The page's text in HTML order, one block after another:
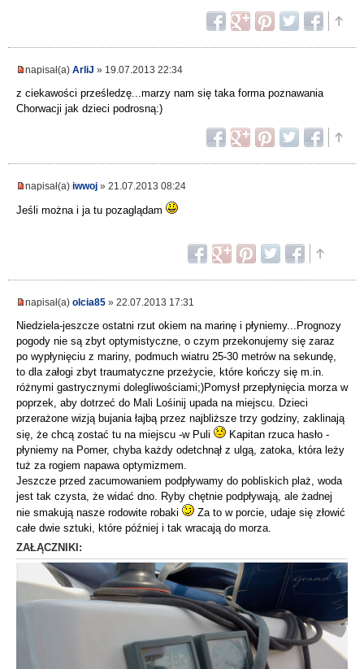
napisał(a) ArliJ » 19.07.2013 22:34
z ciekawości prześledzę...marzy nam się taka forma poznawania
Chorwacji jak dzieci podrosną:)
napisał(a) iwwoj » 21.07.2013 08:24
Jeśli można i ja tu pozaglądam
napisał(a) olcia85 » 22.07.2013 17:31
Niedziela-jeszcze ostatni rzut okiem na marinę i płyniemy...Prognozy
pogody nie są zbyt optymistyczne, o czym przekonujemy się zaraz
po wypłynięciu z mariny, podmuch wiatru 25-30 metrów na sekundę,
to dla załogi zbyt traumatyczne przeżycie, które kończy się m.in.
różnymi gastrycznymi dolegliwościami;)Pomysł przepłynięcia morza w
poprzek, aby dotrzeć do Mali Lośinij upada na miejscu. Dzieci
przerażone wizją bujania łajbą przez najbliższe trzy godziny, zaklinają
się, że chcą zostać tu na miejscu -w Puli
Kapitan rzuca hasło -
płyniemy na Pomer, chyba każdy odetchnął z ulgą, zatoka, która leży
tuż za rogiem napawa optymizmem.
Jeszcze przed zacumowaniem podpływamy do pobliskich plaż, woda
jest tak czysta, że widać dno. Ryby chętnie podpływają, ale żadnej
nie smakują nasze rodowite robaki
Za to w porcie, udaje się złowić
całe dwie sztuki, które później i tak wracają do morza.
ZAŁĄCZNIKI: